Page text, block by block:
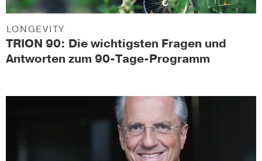
TRION 90: Die wichtigsten Fragen und
Antworten zum 90-Tage-Programm
LONGEVITY